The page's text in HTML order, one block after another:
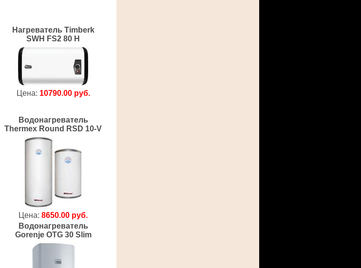
Нагреватель Timberk
SWH FS2 80 H
Цена: 10790.00 руб.
Водонагреватель
Thermex Round RSD 10-V
Цена: 8650.00 руб.
Водонагреватель
Gorenje OTG 30 Slim